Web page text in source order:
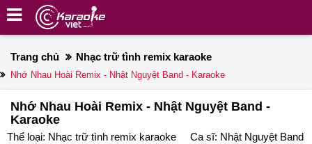
Trang chủ Nhạc trữ tình remix karaoke
Nhớ Nhau Hoài Remix - Nhật Nguyệt Band - Karaoke
Nhớ Nhau Hoài Remix - Nhật Nguyệt Band -
Karaoke
Thể loại: Nhạc trữ tình remix karaoke Ca sĩ: Nhật Nguyệt Band